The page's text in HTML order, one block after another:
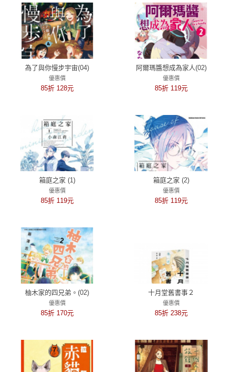
為了與你慢步宇宙(04)
優惠價
85折 128元
阿爾瑪醬想成為家人(02)
優惠價
85折 119元
箱庭之家 (1)
優惠價
85折 119元
箱庭之家 (2)
優惠價
85折 119元
柚木家的四兄弟。(02)
優惠價
85折 170元
十月堂舊書事２
優惠價
85折 238元